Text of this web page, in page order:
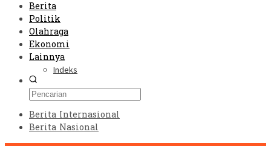
Berita
Politik
Olahraga
Ekonomi
Lainnya
Indeks
Berita Internasional
Berita Nasional